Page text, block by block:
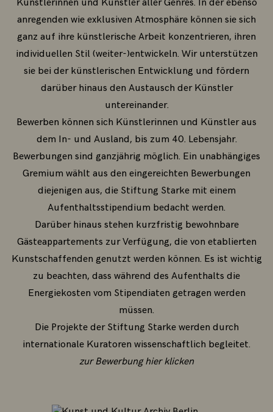
Künstlerinnen und Künstler aller Genres. In der ebenso
anregenden wie exklusiven Atmosphäre können sie sich
ganz auf ihre künstlerische Arbeit konzentrieren, ihren
individuellen Stil (weiter-)entwickeln. Wir unterstützen
sie bei der künstlerischen Entwicklung und fördern
darüber hinaus den Austausch der Künstler
untereinander.
Bewerben können sich Künstlerinnen und Künstler aus
dem In- und Ausland, bis zum 40. Lebensjahr.
Bewerbungen sind ganzjährig möglich. Ein unabhängiges
Gremium wählt aus den eingereichten Bewerbungen
diejenigen aus, die Stiftung Starke mit einem
Aufenthaltsstipendium bedacht werden.
Darüber hinaus stehen kurzfristig bewohnbare
Gästeappartements zur Verfügung, die von etablierten
Kunstschaffenden genutzt werden können. Es ist wichtig
zu beachten, dass während des Aufenthalts die
Energiekosten vom Stipendiaten getragen werden
müssen.
Die Projekte der Stiftung Starke werden durch
internationale Kuratoren wissenschaftlich begleitet.
zur Bewerbung hier klicken